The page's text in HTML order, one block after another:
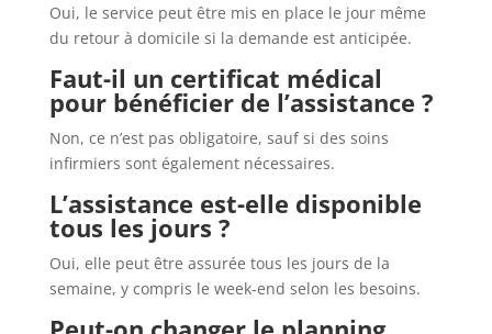
Oui, le service peut être mis en place le jour même
du retour à domicile si la demande est anticipée.
Faut-il un certificat médical
pour bénéficier de l’assistance ?
Non, ce n’est pas obligatoire, sauf si des soins
infirmiers sont également nécessaires.
L’assistance est-elle disponible
tous les jours ?
Oui, elle peut être assurée tous les jours de la
semaine, y compris le week-end selon les besoins.